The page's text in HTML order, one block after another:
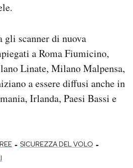
scanner di nuova
a Roma Fiumicino,
Linate, Milano Malpensa,
a essere diffusi anche in
Irlanda, Paesi Bassi e
- SICUREZZA DEL VOLO -